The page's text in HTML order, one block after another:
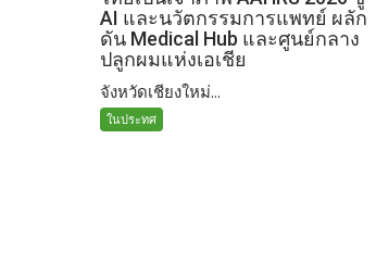
AI และนวัตกรรมการแพทย์ ผลัก
ดัน Medical Hub และศูนย์กลาง
ปลูกผมแห่งเอเชีย
จังหวัดเชียงใหม่...
ในประทศ